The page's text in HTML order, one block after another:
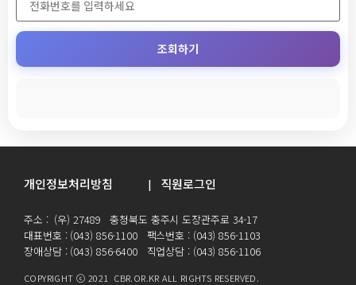
조회하기
개인정보처리방침 | 직원로그인
주소 : (우) 27489 충청북도 충주시 도장관주로 34-17
대표번호 : (043) 856-1100 팩스번호 : (043) 856-1103
장애상담 : (043) 856-6400 직업상담 : (043) 856-1106
COPYRIGHT ⓒ 2021 CBR.OR.KR ALL RIGHTS RESERVED.